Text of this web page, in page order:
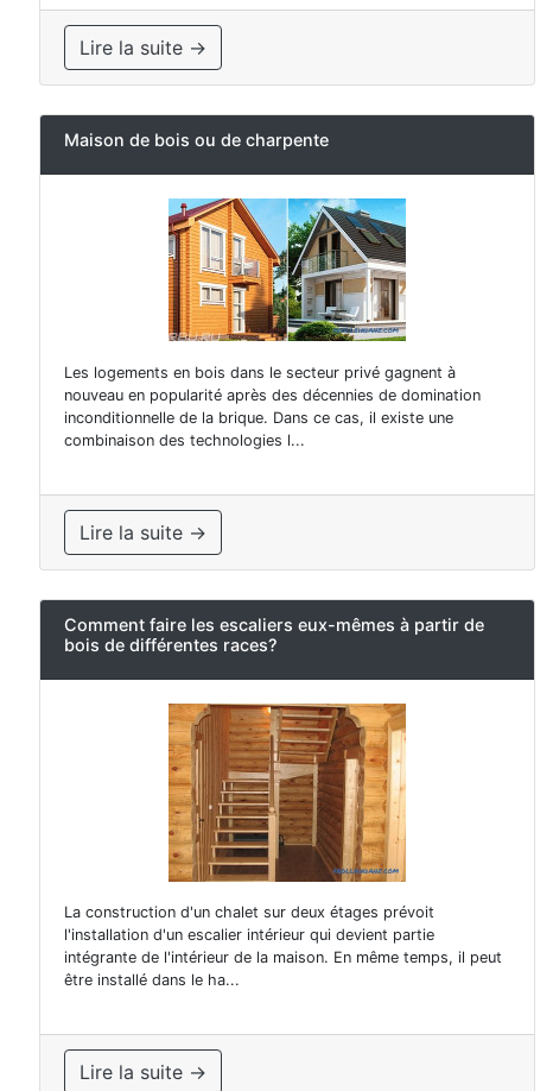
Lire la suite →
Maison de bois ou de charpente
Les logements en bois dans le secteur privé gagnent à
nouveau en popularité après des décennies de domination
inconditionnelle de la brique. Dans ce cas, il existe une
combinaison des technologies l...
Lire la suite →
Comment faire les escaliers eux-mêmes à partir de
bois de différentes races?
La construction d'un chalet sur deux étages prévoit
l'installation d'un escalier intérieur qui devient partie
intégrante de l'intérieur de la maison. En même temps, il peut
être installé dans le ha...
Lire la suite →